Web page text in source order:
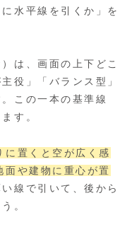
水平線を引くか」を
は、画面の上下どこ
役」「バランス型」
この一本の基準線
す。
置くと空が広く感
や建物に重心が置
線で引いて、後から
。